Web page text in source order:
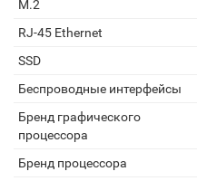
M.2
RJ-45 Ethernet
SSD
Беспроводные интерфейсы
Бренд графического
процессора
Бренд процессора